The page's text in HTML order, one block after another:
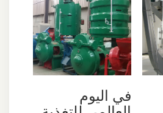
في اليوم